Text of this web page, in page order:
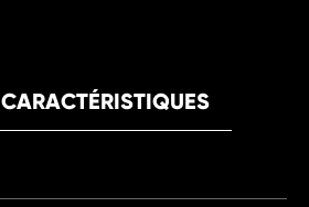
CARACTÉRISTIQUES